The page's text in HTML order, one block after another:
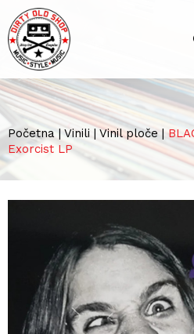
Početna | Vinili | Vinil ploče|
Exorcist LP